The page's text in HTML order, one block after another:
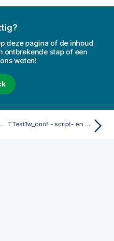
deze pagina of de inhoud
ontbrekende stap of een
weten!
TTest1w_conf - script- en grafiekfunctie